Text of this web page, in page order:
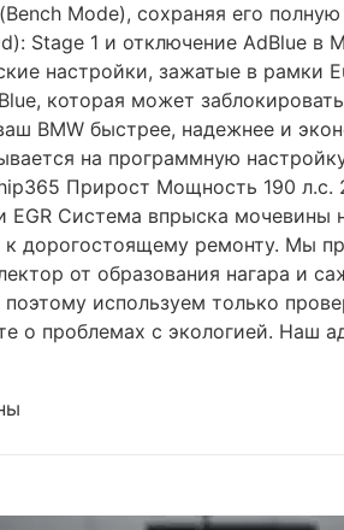
Mode), сохраняя его
Stage 1 и отключение AdBlue
настройки, зажатые в
которая может
BMW быстрее, надежнее и
на программную
Прирост Мощность 190
Система впрыска
к дорогостоящему ремонту. Мы
от образования нагара
используем только
о проблемах с экологией. Наш